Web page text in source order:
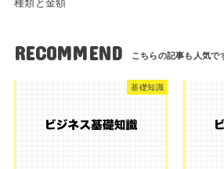
種類と金額
RECOMMEND
基礎知識